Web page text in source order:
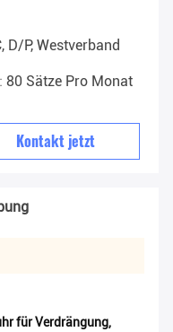
D/P, Westverband
80 Sätze Pro Monat
Kontakt jetzt
für Verdrängung,